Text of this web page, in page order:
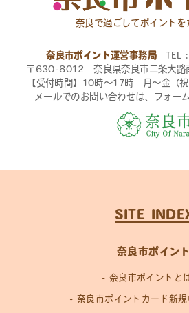
奈良で過ごしてポイントを
奈良市ポイント運営事務局 TEL
〒630-8012 奈良県奈良市二条大
【受付時間】10時〜17時 月〜金（祝
メールでのお問い合わせは、フォー
SITE
奈良市ポイント
奈良市ポイントと
奈良市ポイントカード新